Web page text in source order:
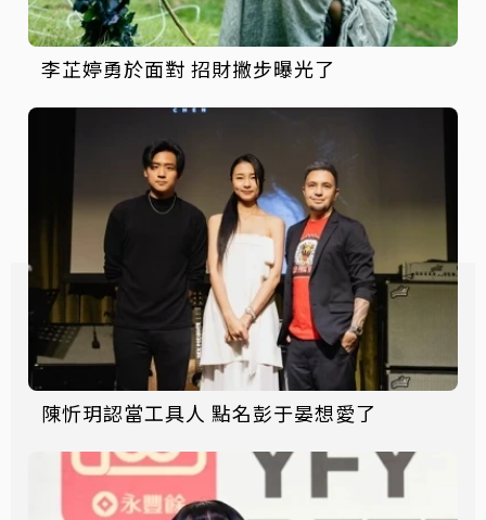
李芷婷勇於面對 招財撇步曝光了
陳忻玥認當工具人 點名彭于晏想愛了